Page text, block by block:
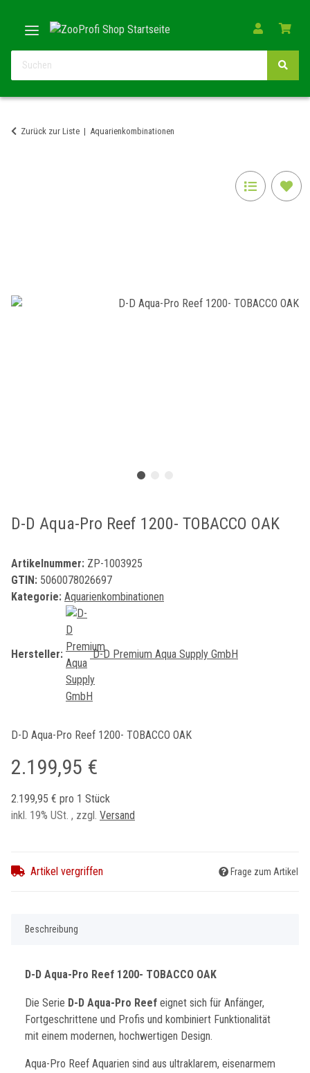
Zurück zur Liste Aquarienkombinationen
D-D Aqua-Pro Reef 1200- TOBACCO OAK
Artikelnummer: ZP-1003925
GTIN: 5060078026697
Kategorie: Aquarienkombinationen
Hersteller: D-D Premium Aqua Supply GmbH
D-D Aqua-Pro Reef 1200- TOBACCO OAK
2.199,95 €
2.199,95 € pro 1 Stück
inkl. 19% USt. , zzgl. Versand
Artikel vergriffen Frage zum Artikel
Beschreibung
D-D Aqua-Pro Reef 1200- TOBACCO OAK
Die Serie D-D Aqua-Pro Reef eignet sich für Anfänger,
Fortgeschrittene und Profis und kombiniert Funktionalität
mit einem modernen, hochwertigen Design.
Aqua-Pro Reef Aquarien sind aus ultraklarem, eisenarmem